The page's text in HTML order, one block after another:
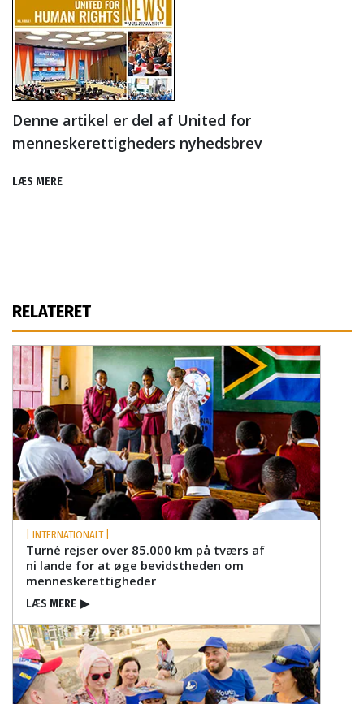
Denne artikel er del af United for
menneskerettigheders nyhedsbrev
LÆS MERE
RELATERET
| INTERNATIONALT |
Turné rejser over 85.000 km på tværs af
ni lande for at øge bevidstheden om
menneske­rettigheder
LÆS MERE ▶